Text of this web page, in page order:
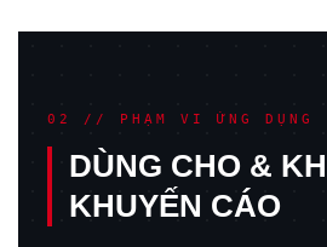
02 // PHẠM VI ỨNG DỤNG
DÙNG CHO &
KHUYẾN CÁO